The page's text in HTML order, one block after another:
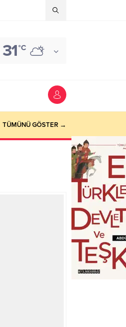
31°C
TÜMÜNÜ GÖSTER →